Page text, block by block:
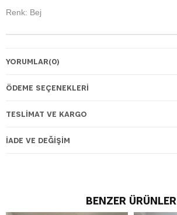
Renk: Bej
YORUMLAR(0)
ÖDEME SEÇENEKLERI
TESLIMAT VE KARGO
İADE VE DEĞIŞIM
BENZER ÜRÜNLER